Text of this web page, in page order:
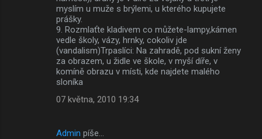
myslím u muže s brýlemi, u kterého kupujete
prášky.
9. Rozmlaťte kladivem co můžete-lampy,kámen
vedle školy, vázy, hrnky, cokoliv jde
(vandalism)Trpaslíci: Na zahradě, pod sukní ženy
za obrazem, u židle ve škole, v myší díře, v
komíně obrazu v místi, kde najdete malého
sloníka
07 května, 2010 19:34
Admin píše…